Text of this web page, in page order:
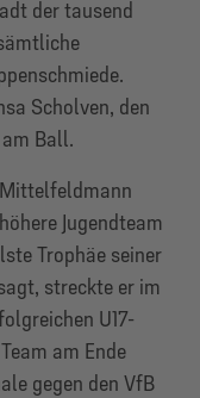
der tausend
Scholven, den
Ball.
Jugendteam
Trophäe seiner
streckte er im
U17-
am Ende
gegen den VfB